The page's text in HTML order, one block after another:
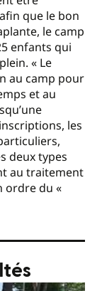
que le bon
le camp
enfants qui
« Le
au camp pour
et au
les
deux types
au traitement
ordre du «